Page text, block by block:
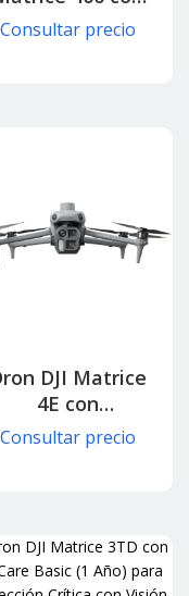
Plataforma
Avanzada para
Consultar precio
DJI Matrice
4E con
Multisensor para
Topografía,
Consultar precio